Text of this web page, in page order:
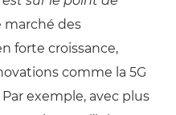
marché des
forte croissance,
comme la 5G
exemple, avec plus